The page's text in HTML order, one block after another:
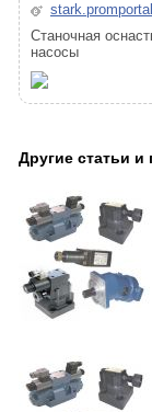
Станочная
насосы
Другие статьи